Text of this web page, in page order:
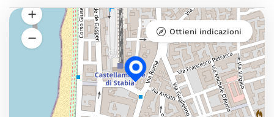
Ottieni indicazioni